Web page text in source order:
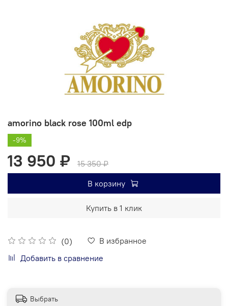
amorino black rose 100ml edp
(0)
В избранное
Добавить в сравнение
-9%
13 950 ₽
15 350 ₽
В корзину
Купить в 1 клик
Выбрать